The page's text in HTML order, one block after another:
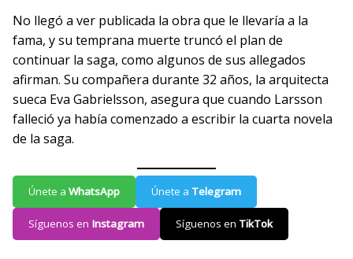
No llegó a ver publicada la obra que le llevaría a la
fama, y su temprana muerte truncó el plan de
continuar la saga, como algunos de sus allegados
afirman. Su compañera durante 32 años, la arquitecta
sueca Eva Gabrielsson, asegura que cuando Larsson
falleció ya había comenzado a escribir la cuarta novela
de la saga.
Únete a WhatsApp Únete a Telegram
Síguenos en Instagram Síguenos en TikTok